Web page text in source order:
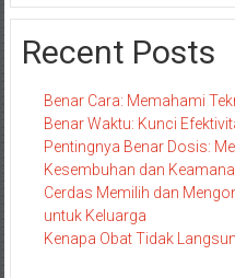
Recent Posts
Benar Cara: Memahami
Benar Waktu: Kunci
Pentingnya Benar Dosis:
Kesembuhan dan
Cerdas Memilih dan
untuk Keluarga
Kenapa Obat Tidak